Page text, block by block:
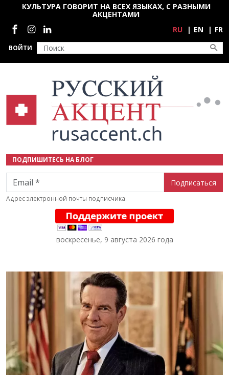
Перейти к основному содержанию
ВОЙТИ
КУЛЬТУРА ГОВОРИТ НА ВСЕХ ЯЗЫКАХ, С РАЗНЫМИ
АКЦЕНТАМИ
Социальные сети
RU EN FR
ПОДПИШИТЕСЬ НА БЛОГ
Email
Адрес электронной почты подписчика.
воскресенье, 9 августа 2026 года